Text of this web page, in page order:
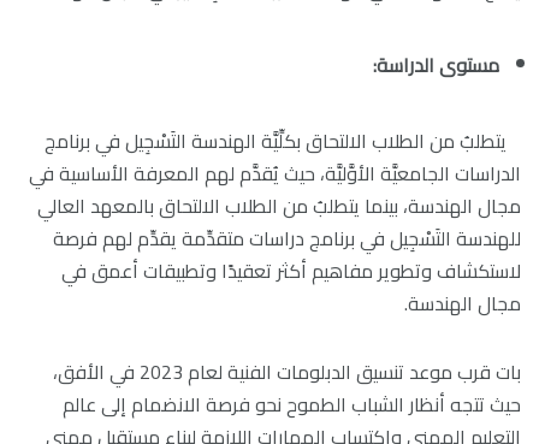
مستوى الدراسة:
يتطلبُ من الطلاب الالتحاق بكلِّيَّة الهندسة التَسْجِيل في برنامج
الدراسات الجامعيَّة الأوَّليَّة، حيث يُقدَّم لهم المعرفة الأساسية في
مجال الهندسة، بينما يتطلبُ من الطلاب الالتحاق بالمعهد العالي
للهندسة التَسْجِيل في برنامج دراسات متقدِّمة يقدِّم لهم فرصة
لاستكشاف وتطوير مفاهيم أكثر تعقيدًا وتطبيقات أعمق في
مجال الهندسة.
بات قرب موعد تنسيق الدبلومات الفنية لعام 2023 في الأفق،
حيث تتجه أنظار الشباب الطموح نحو فرصة الانضمام إلى عالم
التعليم المهني واكتساب المهارات اللازمة لبناء مستقبل مهني